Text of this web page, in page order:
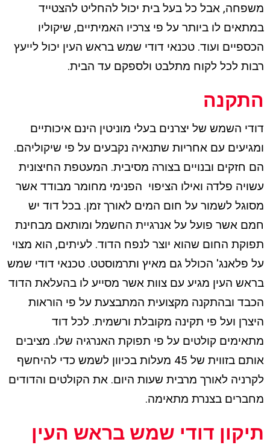
משפחה, אבל כל בעל בית יכול להחליט להצטייד
במתאים לו ביותר על פי צרכיו האמיתיים, שיקוליו
הכספיים ועוד. טכנאי דודי שמש בראש העין יכול לייעץ
רבות לכל לקוח מתלבט ולספקם עד הבית.
התקנה
דודי השמש של יצרנים בעלי מוניטין הינם איכותיים
ומגיעים עם אחריות שתנאיה נקבעים על פי שיקוליהם.
הם חזקים ובנויים בצורה מסיבית. המעטפת החיצונית
עשויה פלדה ואילו הציפוי הפנימי מחומר מבודד אשר
מסוגל לשמור על חום המים לאורך זמן. בכל דוד יש
חמם אשר פועל על אנרגיית החשמל ומותאם מבחינת
תפוקת החום שהוא יוצר לנפח הדוד. לעיתים, הוא מצוי
על פלאנג' הכולל גם מאיץ ותרמוסטט. טכנאי דודי שמש
בראש העין מגיע עם צוות אשר מסייע לו בהעלאת הדוד
הכבד ובהתקנה מקצועית המתבצעת על פי הוראות
היצרן ועל פי תקינה מקובלת ורשמית. לכל דוד
מתאימים קולטים על פי תפוקת האנרגיה שלו. מציבים
אותם בזווית של 45 מעלות בכיוון לשמש כדי להיחשף
לקרניה לאורך מרבית שעות היום. את הקולטים והדודים
מחברים בצנרת מתאימה.
תיקון דודי שמש בראש העין